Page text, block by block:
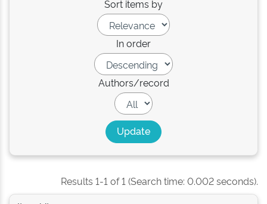
Sort items by
In order
Authors/record
Results 1-1 of 1 (Search time: 0.002 seconds).